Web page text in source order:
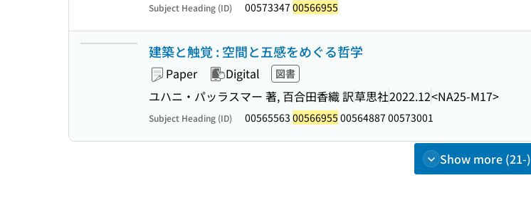
Subject Heading (ID) 00573347 00566955
建築と触覚 : 空間と五感をめぐる哲学
Paper Digital 図書
ユハニ・パッラスマー 著, 百合田香織 訳草思社2022.12<NA25-M17>
Subject Heading (ID) 00565563 00566955 00564887 00573001
Show more (21-)